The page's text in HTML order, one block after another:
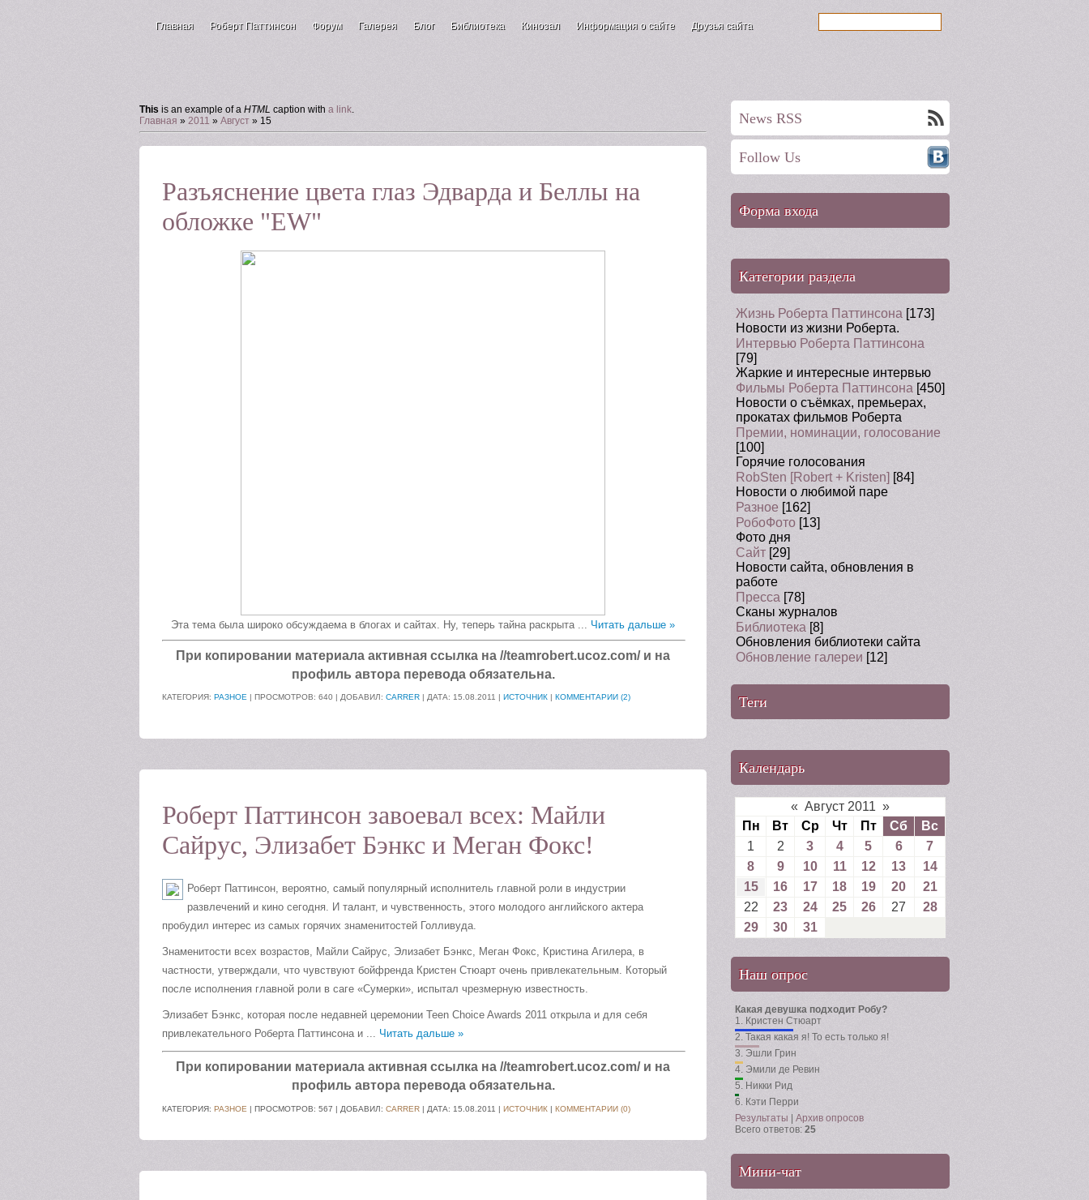
Главная Роберт Паттинсон Форум Галерея Блог Библиотека Кинозал Информация о сайте Друзья сайта
This is an example of a HTML caption with a link.
Главная » 2011 » Август » 15
Разъяснение цвета глаз Эдварда и Беллы на
обложке "EW"
Эта тема была широко обсуждаема в блогах и сайтах. Ну, теперь тайна раскрыта ... Читать дальше »
При копировании материала активная ссылка на //teamrobert.ucoz.com/ и на
профиль автора перевода обязательна.
КАТЕГОРИЯ: РАЗНОЕ | ПРОСМОТРОВ: 640 | ДОБАВИЛ: CARRER | ДАТА: 15.08.2011 | ИСТОЧНИК | КОММЕНТАРИИ (2)
Роберт Паттинсон завоевал всех: Майли
Сайрус, Элизабет Бэнкс и Меган Фокс!
Роберт Паттинсон, вероятно, самый популярный исполнитель главной роли в индустрии
развлечений и кино сегодня. И талант, и чувственность, этого молодого английского актера
пробудил интерес из самых горячих знаменитостей Голливуда.
Знаменитости всех возрастов, Майли Сайрус, Элизабет Бэнкс, Меган Фокс, Кристина Агилера, в
частности, утверждали, что чувствуют бойфренда Кристен Стюарт очень привлекательным. Который
после исполнения главной роли в саге «Сумерки», испытал чрезмерную известность.
Элизабет Бэнкс, которая после недавней церемонии Teen Choice Awards 2011 открыла и для себя
привлекательного Роберта Паттинсона и ... Читать дальше »
При копировании материала активная ссылка на //teamrobert.ucoz.com/ и на
профиль автора перевода обязательна.
КАТЕГОРИЯ: РАЗНОЕ | ПРОСМОТРОВ: 567 | ДОБАВИЛ: CARRER | ДАТА: 15.08.2011 | ИСТОЧНИК | КОММЕНТАРИИ (0)
News RSS
Follow Us
Форма входа
Категории раздела
Жизнь Роберта Паттинсона [173]
Новости из жизни Роберта.
Интервью Роберта Паттинсона
[79]
Жаркие и интересные интервью
Фильмы Роберта Паттинсона [450]
Новости о съёмках, премьерах,
прокатах фильмов Роберта
Премии, номинации, голосование
[100]
Горячие голосования
RobSten [Robert + Kristen] [84]
Новости о любимой паре
Разное [162]
РобоФото [13]
Фото дня
Сайт [29]
Новости сайта, обновления в
работе
Пресса [78]
Сканы журналов
Библиотека [8]
Обновления библиотеки сайта
Обновление галереи [12]
Теги
Календарь
« Август 2011 »
Пн
Вт Ср Чт Пт Сб
Вс
1
2 3 4 5 6
7
8
9 10 11 12 13
14
15
16 17 18 19 20
21
22
23 24 25 26 27
28
29
30 31
Наш опрос
Какая девушка подходит Робу?
1. Кристен Стюарт
2. Такая какая я! То есть только я!
3. Эшли Грин
4. Эмили де Ревин
5. Никки Рид
6. Кэти Перри
Результаты
Архив опросов
Всего ответов: 25
Мини-чат